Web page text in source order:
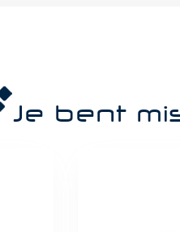
Je bent